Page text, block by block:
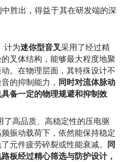
出，得益于其在研发端的深
计为迷你型音叉采用了经过精
叉体结构，能够最大程度地聚
。在物理层面，其特殊设计不
的抑制能力， 同时对流体脉动
备一定的物理规避和抑制效
了高品质、高稳定性的压电驱
振动载荷下，依然能保持稳定
元件疲劳碎裂或性能衰减。
同
板经过精心筛选与防护设计，